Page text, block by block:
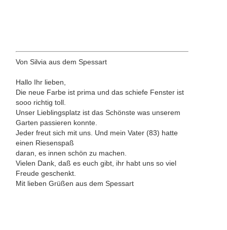
Von Silvia aus dem Spessart
Hallo Ihr lieben,
Die neue Farbe ist prima und das schiefe Fenster ist
sooo richtig toll.
Unser Lieblingsplatz ist das Schönste was unserem
Garten passieren konnte.
Jeder freut sich mit uns. Und mein Vater (83) hatte
einen Riesenspaß
daran, es innen schön zu machen.
Vielen Dank, daß es euch gibt, ihr habt uns so viel
Freude geschenkt.
Mit lieben Grüßen aus dem Spessart